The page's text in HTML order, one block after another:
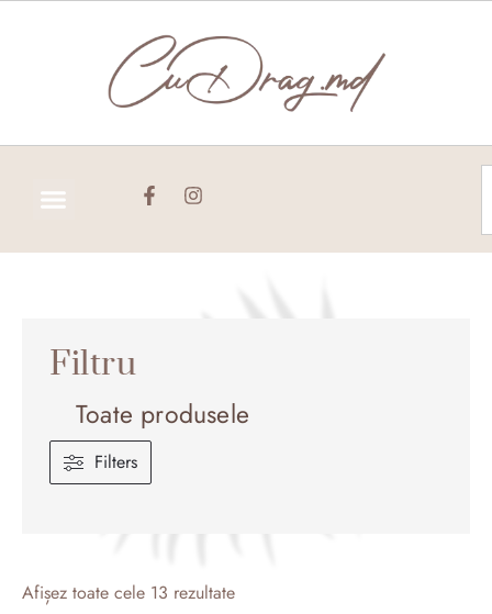
Filtru
Toate produsele
Filters
Afișez toate cele 13 rezultatedupă